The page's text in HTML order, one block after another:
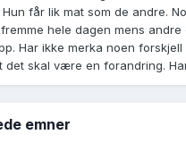
Hun får lik mat som de andre.
hele dagen mens andre
Har ikke merka noen forskjell
det skal være en forandring.
emner